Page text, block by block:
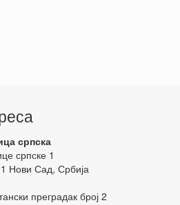
српска
српске 1
Нови Сад, Србија
преградак број 2